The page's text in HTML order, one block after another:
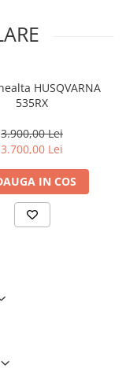
HUSQVARNA
535RX
3.900,00 Lei
3.700,00 Lei
IN COS